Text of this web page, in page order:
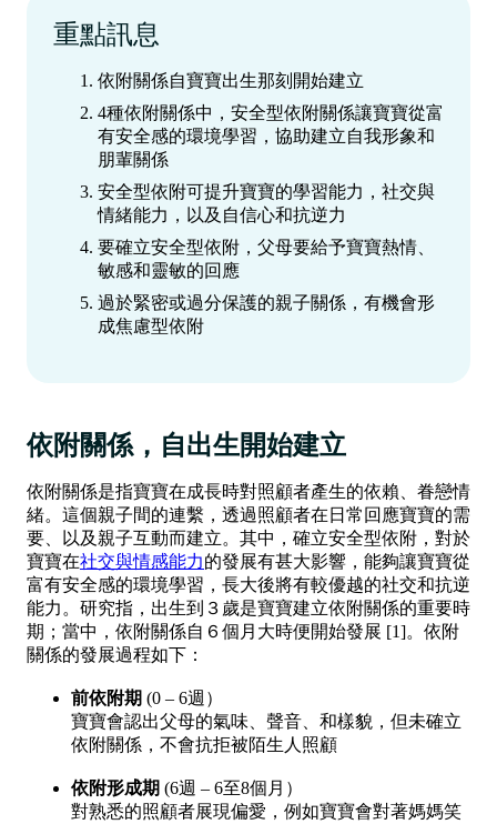
重點訊息
依附關係自寶寶出生那刻開始建立
4種依附關係中，安全型依附關係讓寶寶從富
有安全感的環境學習，協助建立自我形象和
朋輩關係
安全型依附可提升寶寶的學習能力，社交與
情緒能力，以及自信心和抗逆力
要確立安全型依附，父母要給予寶寶熱情、
敏感和靈敏的回應
過於緊密或過分保護的親子關係，有機會形
成焦慮型依附
依附關係，自出生開始建立
依附關係是指寶寶在成長時對照顧者產生的依賴、眷戀情
緒。這個親子間的連繫，透過照顧者在日常回應寶寶的需
要、以及親子互動而建立。其中，確立安全型依附，對於
寶寶在社交與情感能力的發展有甚大影響，能夠讓寶寶從
富有安全感的環境學習，長大後將有較優越的社交和抗逆
能力。研究指，出生到３歲是寶寶建立依附關係的重要時
期；當中，依附關係自６個月大時便開始發展 [1]。依附
關係的發展過程如下：
前依附期 (0 – 6週）
寶寶會認出父母的氣味、聲音、和樣貌，但未確立
依附關係，不會抗拒被陌生人照顧
依附形成期 (6週 – 6至8個月）
對熟悉的照顧者展現偏愛，例如寶寶會對著媽媽笑